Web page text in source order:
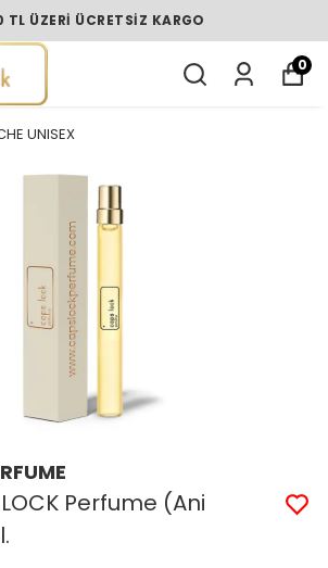
TL ÜZERI ÜCRETSIZ KARGO
0
UNISEX
Perfume (Ani